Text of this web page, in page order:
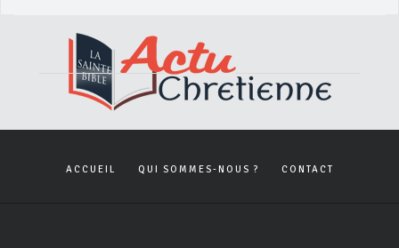
ACCUEIL QUI SOMMES-NOUS ? CONTACT